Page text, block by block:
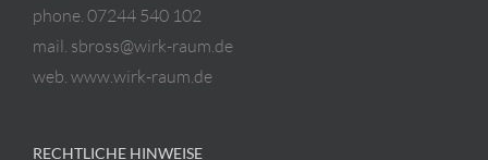
phone. 07244 540 102
mail. sbross@wirk-raum.de
web. www.wirk-raum.de
RECHTLICHE HINWEISE